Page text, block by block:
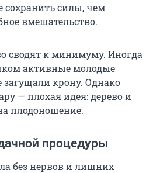
сохранить силы, чем
вмешательство.
сводят к минимуму. Иногда
активные молодые
загущали крону. Однако
— плохая идея: дерево и
плодоношение.
процедуры
без нервов и лишних